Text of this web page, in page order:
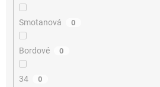
Smotanová 0
Bordové 0
34 0